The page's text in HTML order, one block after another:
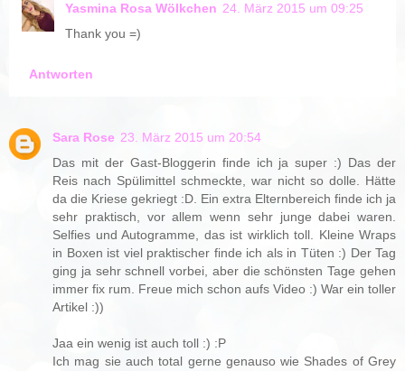
Yasmina Rosa Wölkchen 24. März 2015 um 09:25
Thank you =)
Antworten
Sara Rose 23. März 2015 um 20:54
Das mit der Gast-Bloggerin finde ich ja super :) Das der
Reis nach Spülimittel schmeckte, war nicht so dolle. Hätte
da die Kriese gekriegt :D. Ein extra Elternbereich finde ich ja
sehr praktisch, vor allem wenn sehr junge dabei waren.
Selfies und Autogramme, das ist wirklich toll. Kleine Wraps
in Boxen ist viel praktischer finde ich als in Tüten :) Der Tag
ging ja sehr schnell vorbei, aber die schönsten Tage gehen
immer fix rum. Freue mich schon aufs Video :) War ein toller
Artikel :))
Jaa ein wenig ist auch toll :) :P
Ich mag sie auch total gerne genauso wie Shades of Grey